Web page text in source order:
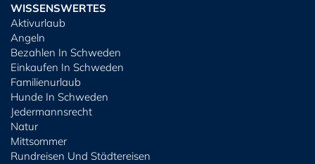
WISSENSWERTES
Aktivurlaub
Angeln
Bezahlen In Schweden
Einkaufen In Schweden
Familienurlaub
Hunde In Schweden
Jedermannsrecht
Natur
Mittsommer
Rundreisen Und Städtereisen